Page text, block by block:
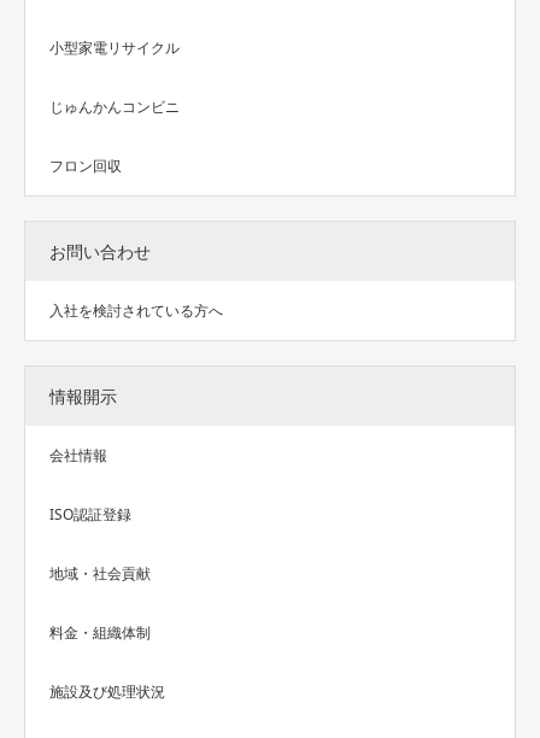
小型家電リサイクル
じゅんかんコンビニ
フロン回収
お問い合わせ
入社を検討されている方へ
情報開示
会社情報
ISO認証登録
地域・社会貢献
料金・組織体制
施設及び処理状況